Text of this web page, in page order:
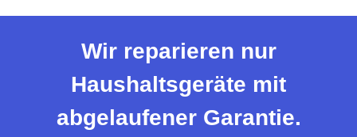
Wir reparieren nur
Haushaltsgeräte mit
abgelaufener Garantie.